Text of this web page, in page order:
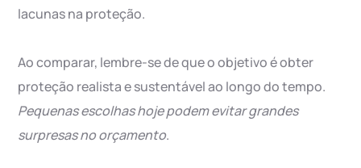
lacunas na proteção.
Ao comparar, lembre-se de que o objetivo é obter
proteção realista e sustentável ao longo do tempo.
Pequenas escolhas hoje podem evitar grandes
surpresas no orçamento.